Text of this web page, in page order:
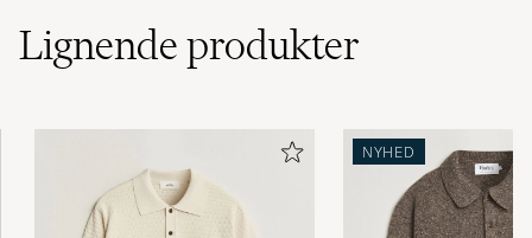
Lignendeprodukter
NYHED